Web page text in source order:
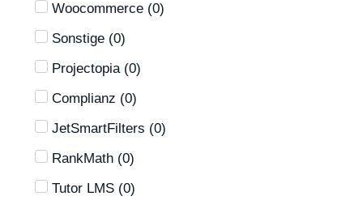
Woocommerce (0)
Sonstige (0)
Projectopia (0)
Complianz (0)
JetSmartFilters (0)
RankMath (0)
Tutor LMS (0)